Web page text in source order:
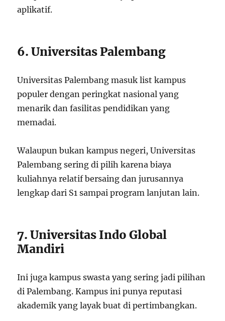
aplikatif.
6. Universitas Palembang
Universitas Palembang masuk list kampus
populer dengan peringkat nasional yang
menarik dan fasilitas pendidikan yang
memadai.
Walaupun bukan kampus negeri, Universitas
Palembang sering di pilih karena biaya
kuliahnya relatif bersaing dan jurusannya
lengkap dari S1 sampai program lanjutan lain.
7. Universitas Indo Global
Mandiri
Ini juga kampus swasta yang sering jadi pilihan
di Palembang. Kampus ini punya reputasi
akademik yang layak buat di pertimbangkan.